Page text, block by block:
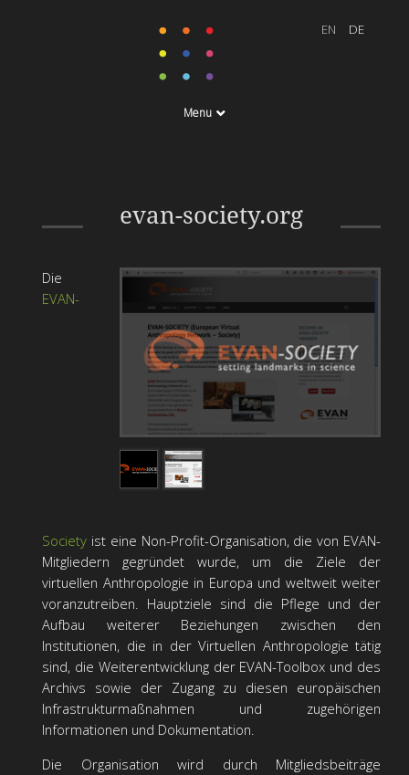
Menu
evan-society.org
Die
EVAN-
Society ist eine Non-Profit-Organisation, die von EVAN-
Mitgliedern gegründet wurde, um die Ziele der
virtuellen Anthropologie in Europa und weltweit weiter
voranzutreiben. Hauptziele sind die Pflege und der
Aufbau weiterer Beziehungen zwischen den
Institutionen, die in der Virtuellen Anthropologie tätig
sind, die Weiterentwicklung der EVAN-Toolbox und des
Archivs sowie der Zugang zu diesen europäischen
Infrastrukturmaßnahmen und zugehörigen
Informationen und Dokumentation.
Die Organisation wird durch Mitgliedsbeiträge